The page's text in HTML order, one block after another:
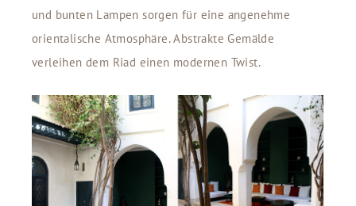
und bunten Lampen sorgen für eine angenehme
orientalische Atmosphäre. Abstrakte Gemälde
verleihen dem Riad einen modernen Twist.